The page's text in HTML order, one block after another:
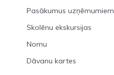
Pasākumus uzņēmumiem
Skolēnu ekskursijas
Nomu
Dāvanu kartes